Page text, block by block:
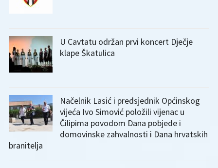
U Cavtatu održan prvi koncert Dječje
klape Škatulica
Načelnik Lasić i predsjednik Općinskog
vijeća Ivo Simović položili vijenac u
Čilipima povodom Dana pobjede i
domovinske zahvalnosti i Dana hrvatskih
branitelja